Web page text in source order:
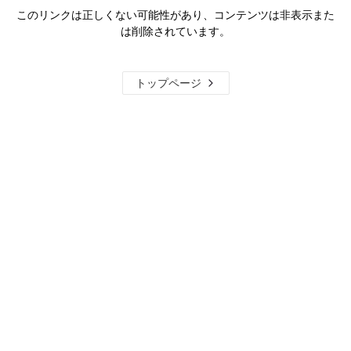
このリンクは正しくない可能性があり、コンテンツは非表示また
は削除されています。
トップページ